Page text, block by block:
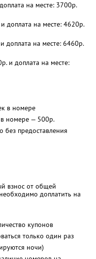
на месте: 3700р.
доплата на месте: 4620р.
доплата на месте: 6460р.
и доплата на месте:
в номере
в номере — 500р.
без предоставления
взнос от общей
доплатить на
купонов
только один раз
ночи)